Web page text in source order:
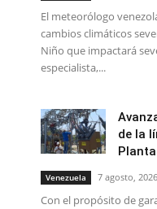
El meteorólogo
cambios climáticos
Niño que impactará
especialista,...
de la
Venezuela 7 agosto, 2026
Con el propósito de